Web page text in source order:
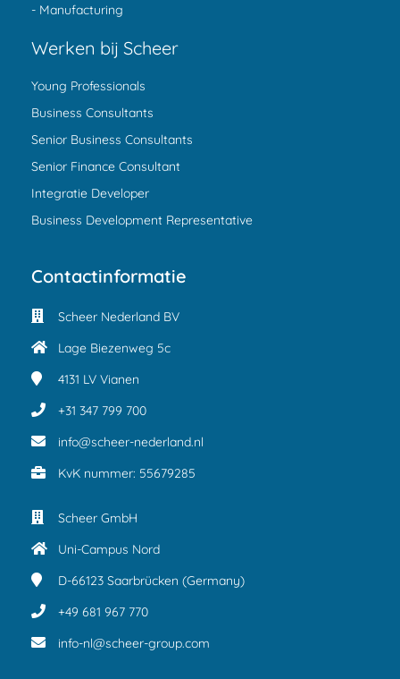
- Manufacturing
Werken bij Scheer
Young Professionals
Business Consultants
Senior Business Consultants
Senior Finance Consultant
Integratie Developer
Business Development Representative
Contactinformatie
Scheer Nederland BV
Lage Biezenweg 5c
4131 LV Vianen
+31 347 799 700
info@scheer-nederland.nl
KvK nummer: 55679285
Scheer GmbH
Uni-Campus Nord
D-66123 Saarbrücken (Germany)
+49 681 967 770
info-nl@scheer-group.com